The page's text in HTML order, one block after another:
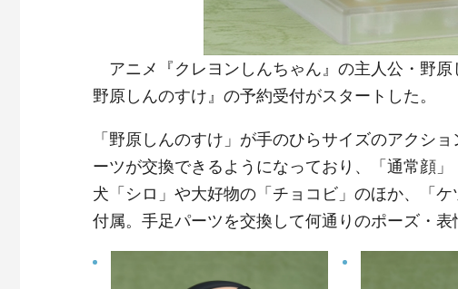
アニメ『クレヨンしんちゃん』の主人公・野
野原しんのすけ』の予約受付がスタートした。
「野原しんのすけ」が手のひらサイズのアクシ
ーツが交換できるようになっており、「通常顔
犬「シロ」や大好物の「チョコビ」のほか、「
付属。手足パーツを交換して何通りのポーズ・表